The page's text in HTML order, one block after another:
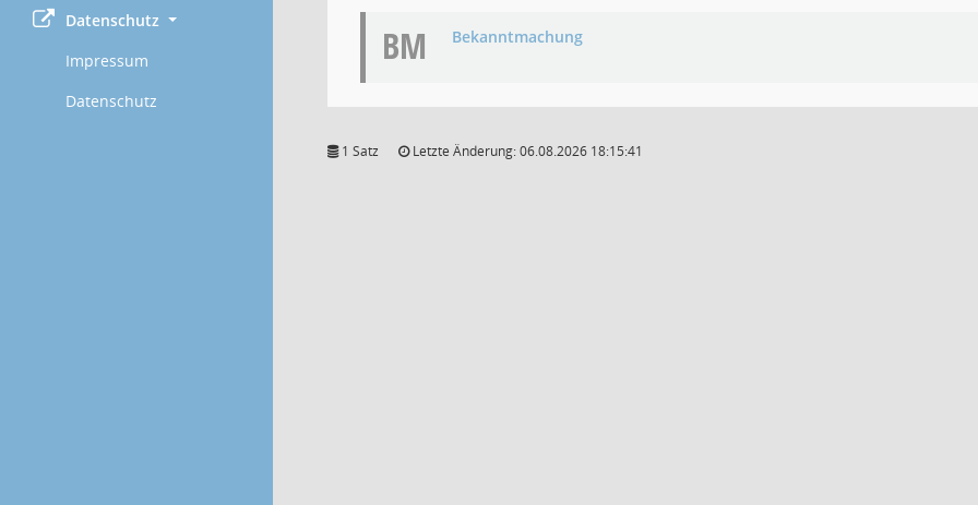
Datenschutz
Impressum
Datenschutz
BM Bekanntmachung
1 Satz Letzte Änderung: 06.08.2026 18:15:41